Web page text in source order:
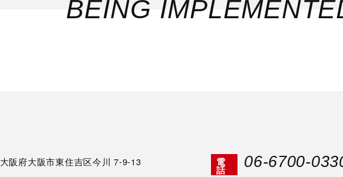
BEING
大阪府大阪市東住吉区今川 7-9-13 電
話 06-6700-